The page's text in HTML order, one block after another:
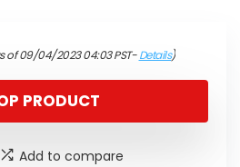
of 09/04/2023 04:03 PST-Details)
PRODUCT
Add to compare